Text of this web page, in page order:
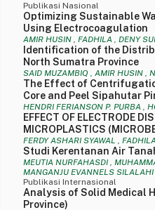
Publikasi Nasional
Optimizing Sustainable
Using Electrocoagulation
AMIR HUSIN , FADHILA , DENY
Identification of the
North Sumatra Province
SAID MUZAMBIQ , AMIR HUSIN ,
The Effect of
Core and Peel Sipahutar
HENDRI FERIANSON P. PURBA ,
EFFECT OF ELECTRODE
MICROPLASTICS
FERDY ASHARI SYAWAL ,
Studi Kerentanan Air
MEUTIA NURFAHASDI ,
MANGANJU EVANNELS
Publikasi Internasional
Analysis of Solid Medical
Province)